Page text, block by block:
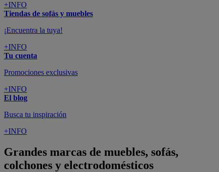
+INFO
Tiendas de sofás y muebles
¡Encuentra la tuya!
+INFO
Tu cuenta
Promociones exclusivas
+INFO
El blog
Busca tu inspiración
+INFO
Grandes marcas de muebles, sofás,
colchones y electrodomésticos